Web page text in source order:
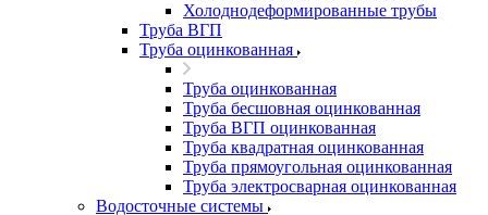
Холоднодеформированные трубы
Труба ВГП
Труба оцинкованная
Труба оцинкованная
Труба бесшовная оцинкованная
Труба ВГП оцинкованная
Труба квадратная оцинкованная
Труба прямоугольная оцинкованная
Труба электросварная оцинкованная
Водосточные системы